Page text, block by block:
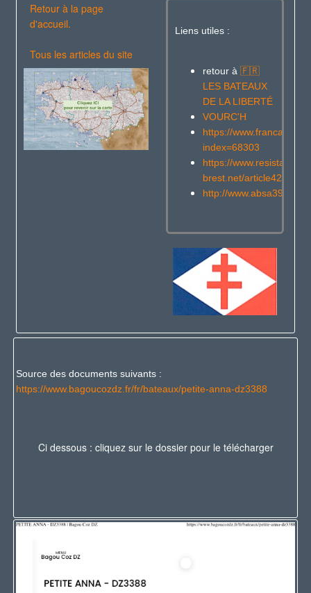
Retour à la page
d'accueil.
Tous les articles du site
Liens utiles :
retour à 🇫🇷
LES BATEAUX
DE LA LIBERTÉ
VOURC'H
https://
index=68303
https://www.resistance-
brest.net/
http://
Source des documents suivants :
https://www.bagoucozdz.fr/fr/bateaux/petite-anna-dz3388
Ci dessous : cliquez sur le dossier pour le télécharger